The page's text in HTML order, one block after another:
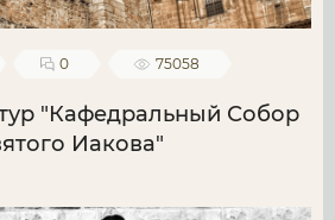
0 75058
"Кафедральный Собор
Иакова"